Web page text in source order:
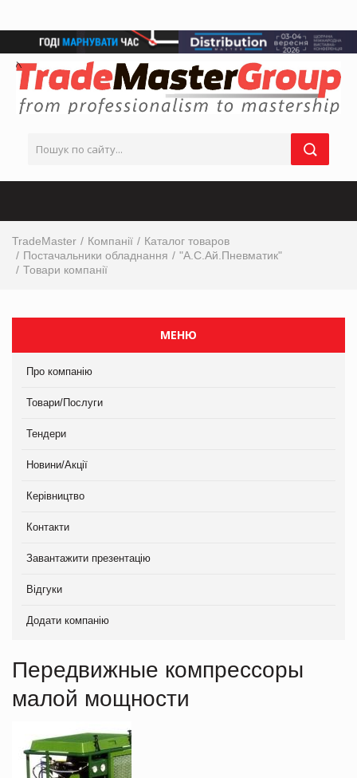
TradeMaster Компанії
Каталог товаров
Постачальники обладнання
"А.С.Ай.Пневматик"
Товари компанії
МЕНЮ
Про компанію
Товари/Послуги
Тендери
Новини/Акції
Керівництво
Контакти
Завантажити презентацію
Відгуки
Додати компанію
Передвижные компрессоры
малой мощности